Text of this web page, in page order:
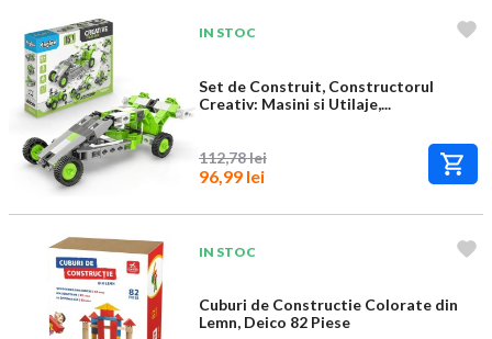
IN STOC
Set de Construit, Constructorul
Creativ: Masini si Utilaje,...
112,78 lei
96,99 lei
IN STOC
Cuburi de Constructie Colorate din
Lemn, Deico 82 Piese